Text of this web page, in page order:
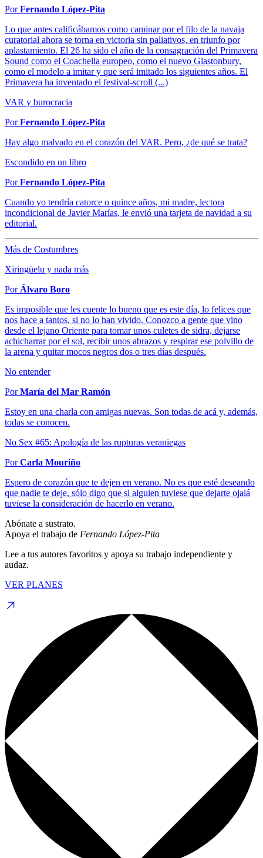
PorFernando López-Pita
Lo que antes calificábamos como caminar por el filo de la navaja
curatorial ahora se torna en victoria sin paliativos, en triunfo por
aplastamiento. El 26 ha sido el año de la consagración del Primavera
Sound como el Coachella europeo, como el nuevo Glastonbury,
como el modelo a imitar y que será imitado los siguientes años. El
Primavera ha inventado el festival-scroll (...)
VAR y burocracia
PorFernando López-Pita
Hay algo malvado en el corazón del VAR. Pero, ¿de qué se trata?
Escondido en un libro
PorFernando López-Pita
Cuando yo tendría catorce o quince años, mi madre, lectora
incondicional de Javier Marías, le envió una tarjeta de navidad a su
editorial.
Más de Costumbres
Xiringüelu y nada más
Por Álvaro Boro
Es imposible que les cuente lo bueno que es este día, lo felices que
nos hace a tantos, si no lo han vivido. Conozco a gente que vino
desde el lejano Oriente para tomar unos culetes de sidra, dejarse
achicharrar por el sol, recibir unos abrazos y respirar ese polvillo de
la arena y quitar mocos negros dos o tres días después.
No entender
PorMaría del Mar Ramón
Estoy en una charla con amigas nuevas. Son todas de acá y, además,
todas se conocen.
No Sex #65: Apología de las rupturas veraniegas
PorCarla Mouriño
Espero de corazón que te dejen en verano. No es que esté deseando
que nadie te deje, sólo digo que si alguien tuviese que dejarte ojalá
tuviese la consideración de hacerlo en verano.
Abónate a sustrato.
Apoya el trabajo de Fernando López-Pita
Lee a tus autores favoritos y apoya su trabajo independiente y
audaz.
VER PLANES